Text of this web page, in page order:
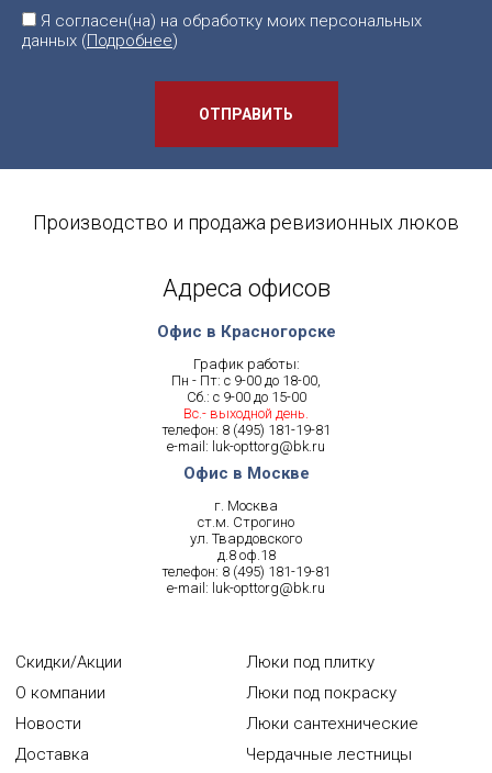
Я согласен(на) на обработку моих персональных
данных (Подробнее)
ОТПРАВИТЬ
Производство и продажа ревизионных люков
Адреса офисов
Офис в Красногорске
График работы:
Пн - Пт: с 9-00 до 18-00,
Сб.: с 9-00 до 15-00
Вс.- выходной день.
телефон: 8 (495) 181-19-81
e-mail: luk-opttorg@bk.ru
Офис в Москве
г. Москва
ст.м. Строгино
ул. Твардовского
д.8 оф.18
телефон: 8 (495) 181-19-81
e-mail: luk-opttorg@bk.ru
Скидки/Акции
О компании
Новости
Доставка
Люки под плитку
Люки под покраску
Люки сантехнические
Чердачные лестницы